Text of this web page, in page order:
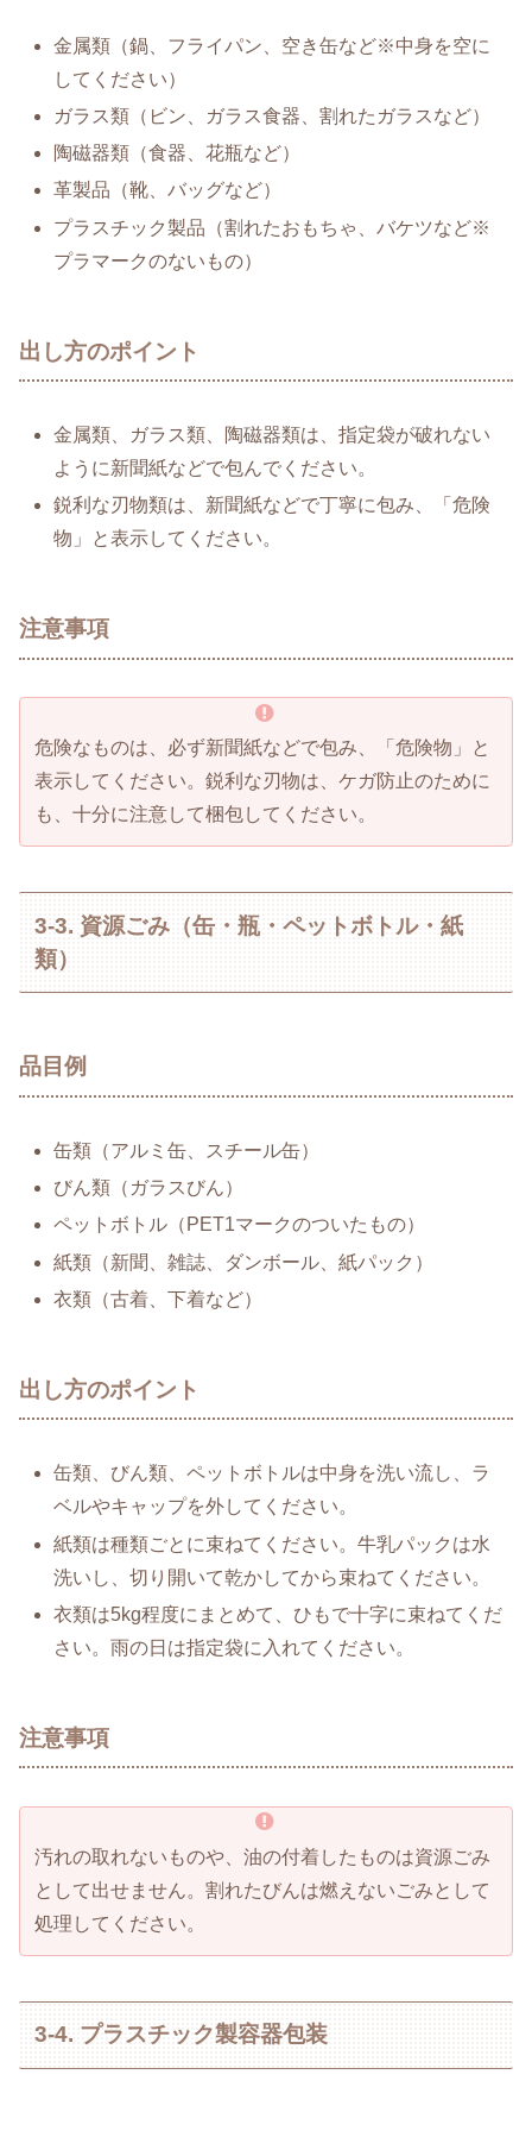
金属類（鍋、フライパン、空き缶など※中身を空に
してください）
ガラス類（ビン、ガラス食器、割れたガラスなど）
陶磁器類（食器、花瓶など）
革製品（靴、バッグなど）
プラスチック製品（割れたおもちゃ、バケツなど※
プラマークのないもの）
出し方のポイント
金属類、ガラス類、陶磁器類は、指定袋が破れない
ように新聞紙などで包んでください。
鋭利な刃物類は、新聞紙などで丁寧に包み、「危険
物」と表示してください。
注意事項
危険なものは、必ず新聞紙などで包み、「危険物」と
表示してください。鋭利な刃物は、ケガ防止のために
も、十分に注意して梱包してください。
3-3. 資源ごみ（缶・瓶・ペットボトル・紙
類）
品目例
缶類（アルミ缶、スチール缶）
びん類（ガラスびん）
ペットボトル（PET1マークのついたもの）
紙類（新聞、雑誌、ダンボール、紙パック）
衣類（古着、下着など）
出し方のポイント
缶類、びん類、ペットボトルは中身を洗い流し、ラ
ベルやキャップを外してください。
紙類は種類ごとに束ねてください。牛乳パックは水
洗いし、切り開いて乾かしてから束ねてください。
衣類は5kg程度にまとめて、ひもで十字に束ねてくだ
さい。雨の日は指定袋に入れてください。
注意事項
汚れの取れないものや、油の付着したものは資源ごみ
として出せません。割れたびんは燃えないごみとして
処理してください。
3-4. プラスチック製容器包装